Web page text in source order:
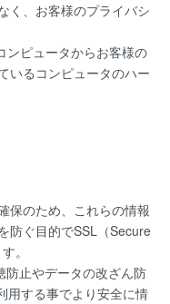
く、お客様のプライバシ
ンピュータからお客様の
いるコンピュータのハー
保のため、これらの情報
防ぐ目的でSSL（Secure
。
防止やデータの改ざん防
用する事でより安全に情